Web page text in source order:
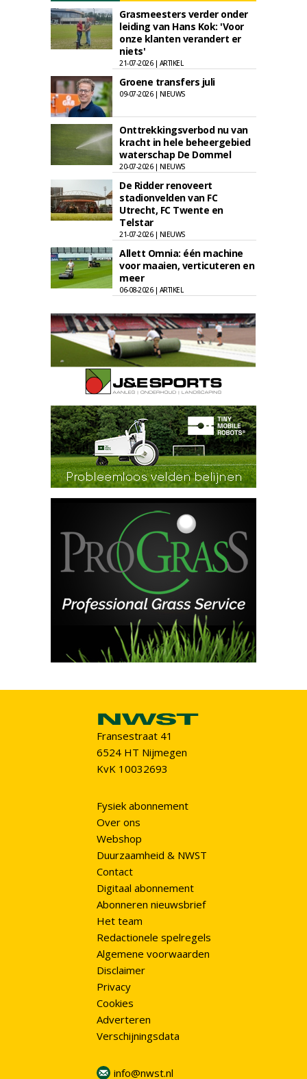
Grasmeesters verder onder
leiding van Hans Kok: 'Voor
onze klanten verandert er
niets'
21-07-2026 | ARTIKEL
Groene transfers juli
09-07-2026 | NIEUWS
Onttrekkingsverbod nu van
kracht in hele beheergebied
waterschap De Dommel
20-07-2026 | NIEUWS
De Ridder renoveert
stadionvelden van FC
Utrecht, FC Twente en
Telstar
21-07-2026 | NIEUWS
Allett Omnia: één machine
voor maaien, verticuteren en
meer
06-08-2026 | ARTIKEL
Fransestraat 41
6524 HT Nijmegen
KvK 10032693
Fysiek abonnement
Over ons
Webshop
Duurzaamheid & NWST
Contact
Digitaal abonnement
Abonneren nieuwsbrief
Het team
Redactionele spelregels
Algemene voorwaarden
Disclaimer
Privacy
Cookies
Adverteren
Verschijningsdata
info@nwst.nl